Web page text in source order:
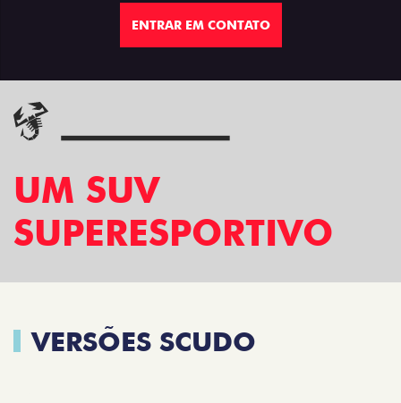
ENTRAR EM CONTATO
UM SUV
SUPERESPORTIVO
VERSÕES SCUDO